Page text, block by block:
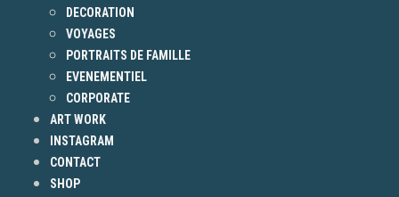
DECORATION
VOYAGES
PORTRAITS DE FAMILLE
EVENEMENTIEL
CORPORATE
ART WORK
INSTAGRAM
CONTACT
SHOP